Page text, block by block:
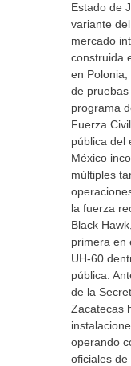
Estado de
variante
mercado
construida
en Polonia,
de
programa
Fuerza
pública del
México
múltiples
la fuerza
Black
primera en
UH-60
pública.
de la
Zacatecas
operando
oficiales